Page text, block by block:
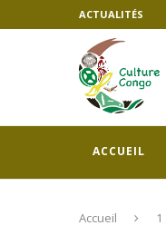
ACTUALITÉS
ACCUEIL
Accueil 1